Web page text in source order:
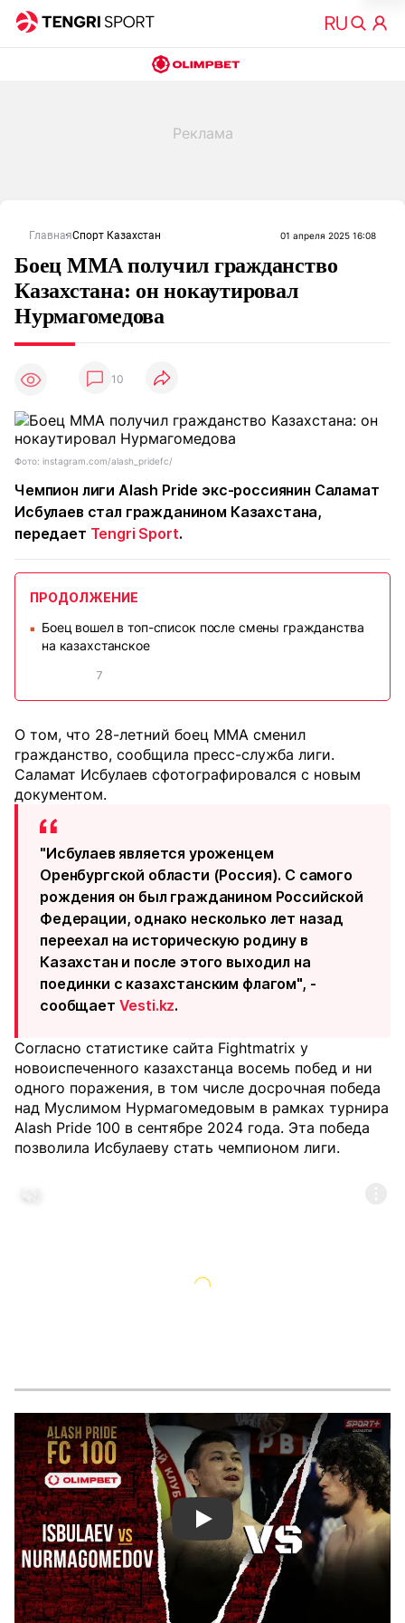
ГлавнаяСпорт Казахстан 01 апреля 2025 16:08
Боец MMA получил гражданство
Казахстана: он нокаутировал
Нурмагомедова
10
Фото: instagram.com/alash_pridefc/
Чемпион лиги Alash Pride экс-россиянин Саламат
Исбулаев стал гражданином Казахстана,
передает Tengri Sport.
ПРОДОЛЖЕНИЕ
■
Боец вошел в топ-список после смены гражданства
на казахстанское
7
О том, что 28-летний боец MMA сменил
гражданство, сообщила пресс-служба лиги.
Саламат Исбулаев сфотографировался с новым
документом.
"Исбулаев является уроженцем
Оренбургской области (Россия). С самого
рождения он был гражданином Российской
Федерации, однако несколько лет назад
переехал на историческую родину в
Казахстан и после этого выходил на
поединки с казахстанским флагом", -
сообщает Vesti.kz.
Согласно статистике сайта Fightmatrix у
новоиспеченного казахстанца восемь побед и ни
одного поражения, в том числе досрочная победа
над Муслимом Нурмагомедовым в рамках турнира
Alash Pride 100 в сентябре 2024 года. Эта победа
позволила Исбулаеву стать чемпионом лиги.
Смотреть видео YouTube